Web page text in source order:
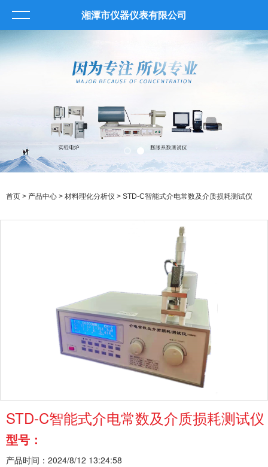
湘潭市仪器仪表有限公司
首页 > 产品中心 > 材料理化分析仪 > STD-C智能式介电常数及介质损耗测试仪
STD-C智能式介电常数及介质损耗测试仪
型号：
产品时间：2024/8/12 13:24:58